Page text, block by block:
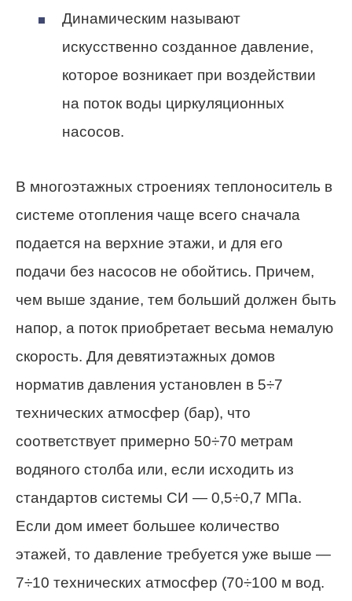
Динамическим называют
искусственно созданное давление,
которое возникает при воздействии
на поток воды циркуляционных
насосов.
В многоэтажных строениях теплоноситель в
системе отопления чаще всего сначала
подается на верхние этажи, и для его
подачи без насосов не обойтись. Причем,
чем выше здание, тем больший должен быть
напор, а поток приобретает весьма немалую
скорость. Для девятиэтажных домов
норматив давления установлен в 5÷7
технических атмосфер (бар), что
соответствует примерно 50÷70 метрам
водяного столба или, если исходить из
стандартов системы СИ — 0,5÷0,7 МПа.
Если дом имеет большее количество
этажей, то давление требуется уже выше —
7÷10 технических атмосфер (70÷100 м вод.